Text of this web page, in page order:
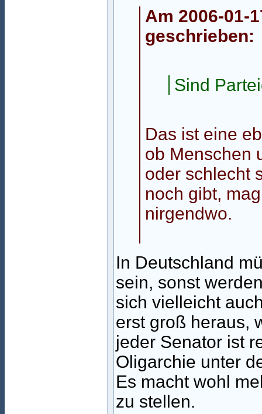
Am 2006-01-
geschrieben:
Sind
Das ist eine
ob Menschen
oder schlecht
noch gibt,
nirgendwo.
In Deutschland
sein, sonst
sich vielleicht
erst groß heraus,
jeder Senator ist
Oligarchie unter
Es macht wohl
zu stellen.